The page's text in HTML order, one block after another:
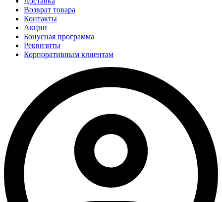
Возврат товара
Контакты
Акции
Бонусная программа
Реквизиты
Корпоративным клиентам